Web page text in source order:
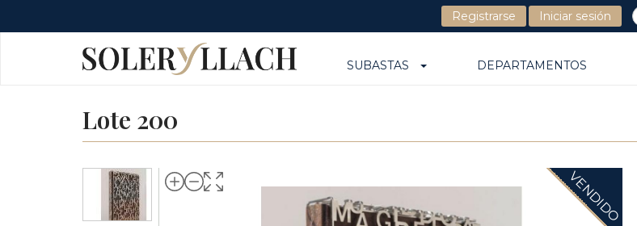
Registrarse Iniciar sesión
SUBASTAS DEPARTAMENTOS
Lote 200
VENDIDO